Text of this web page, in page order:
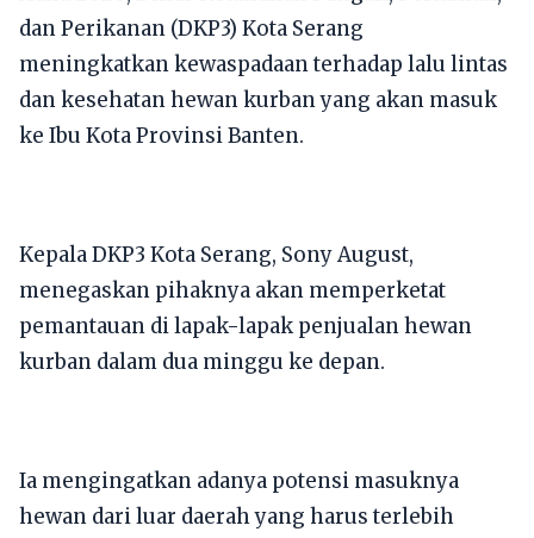
dan Perikanan (DKP3) Kota Serang
meningkatkan kewaspadaan terhadap lalu lintas
dan kesehatan hewan kurban yang akan masuk
ke Ibu Kota Provinsi Banten.
Kepala DKP3 Kota Serang, Sony August,
menegaskan pihaknya akan memperketat
pemantauan di lapak-lapak penjualan hewan
kurban dalam dua minggu ke depan.
Ia mengingatkan adanya potensi masuknya
hewan dari luar daerah yang harus terlebih